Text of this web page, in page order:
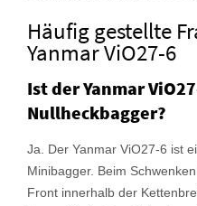
Häufig gestellte
Yanmar ViO27-6
Ist der Yanmar
Nullheckbagger?
Ja. Der Yanmar ViO27-6 ist
Minibagger. Beim
Front innerhalb der